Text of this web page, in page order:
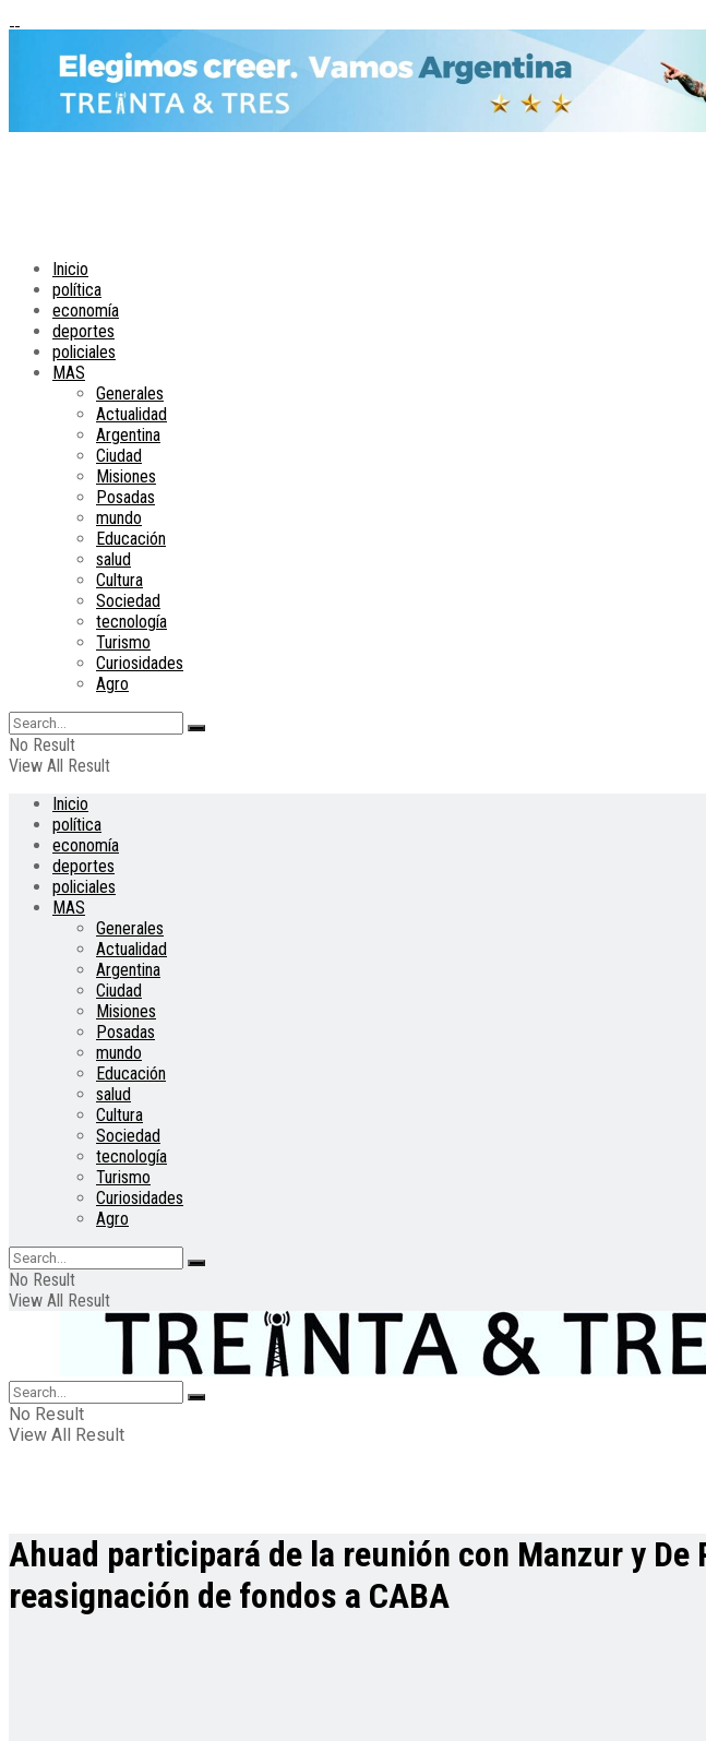
Inicio
política
economía
deportes
policiales
MAS
Generales
Actualidad
Argentina
Ciudad
Misiones
Posadas
mundo
Educación
salud
Cultura
Sociedad
tecnología
Turismo
Curiosidades
Agro
No Result
View All Result
Inicio
política
economía
deportes
policiales
MAS
Generales
Actualidad
Argentina
Ciudad
Misiones
Posadas
mundo
Educación
salud
Cultura
Sociedad
tecnología
Turismo
Curiosidades
Agro
No Result
View All Result
No Result
View All Result
Ahuad participará de la reunión con Manzur y
reasignación de fondos a CABA